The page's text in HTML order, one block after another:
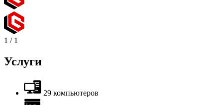
1 / 1
Услуги
29 компьютеров